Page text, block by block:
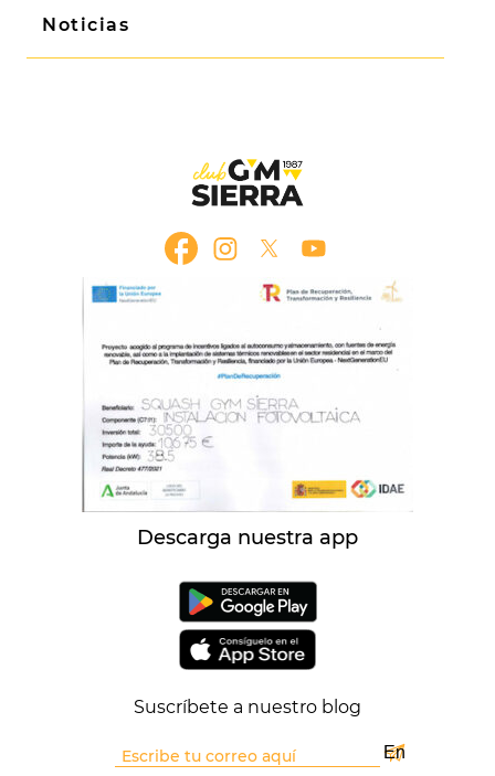
Noticias
Descarga nuestra app
Suscríbete a nuestro blog